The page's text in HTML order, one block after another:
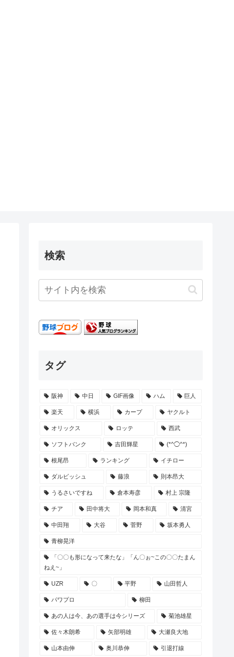
検索
タグ
阪神 中日 GIF画像 ハム 巨人
楽天 横浜 カープ ヤクルト
オリックス ロッテ 西武
ソフトバンク 吉田輝星 (*^◯^*)
根尾昂 ランキング イチロー
ダルビッシュ 藤浪 則本昂大
うるさいですね 倉本寿彦 村上 宗隆
チア 田中将大 岡本和真 清宮
中田翔 大谷 菅野 坂本勇人
青柳晃洋
「〇〇も形になって来たな」「ん〇ぉ~この〇〇たまん
ねえ~」
UZR 〇 平野 山田哲人
パワプロ 柳田
あの人は今、あの選手は今シリーズ 菊池雄星
佐々木朗希 矢部明雄 大瀬良大地
山本由伸 奥川恭伸 引退打線